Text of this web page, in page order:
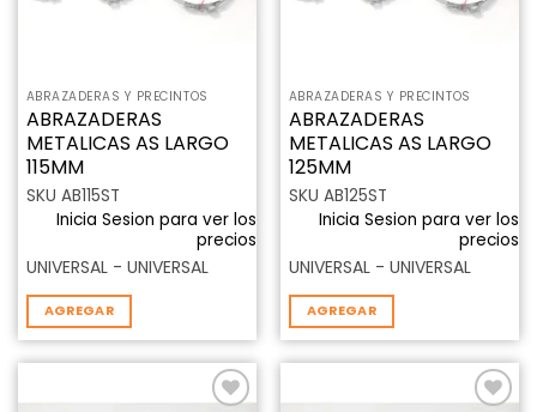
ABRAZADERAS Y PRECINTOS
ABRAZADERAS
METALICAS AS LARGO
115MM
SKU AB115ST
Inicia Sesion para ver los
precios
UNIVERSAL - UNIVERSAL
AGREGAR
ABRAZADERAS Y PRECINTOS
ABRAZADERAS
METALICAS AS LARGO
125MM
SKU AB125ST
Inicia Sesion para ver los
precios
UNIVERSAL - UNIVERSAL
AGREGAR